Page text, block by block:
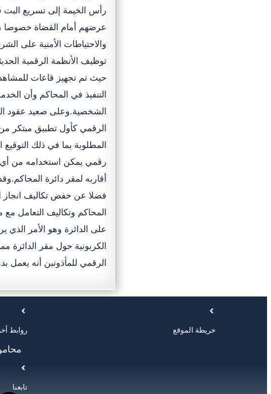
رأس الخيمة إلى تسريع البت
عرضهم أمام القضاة خصوصا
والاحتياطات الأمنية على
توظيف الأنظمة الرقمية
حيث تم تجهيز قاعات
التنفيذ في المحاكم وأن
الشخصية.وعلى صعيد عقود
الرقمي كأول تطبيق مبتكر
المطلوبة بما في ذلك
رقمي يمكن استخدامه من أي
فضلا عن خفض تكاليف انجاز
المحاكم وتكاليف التعامل
على الدائرة وهو الأمر
الكربونية حول مقر الدائرة
الرقمي للمأذونين أنه يعمل
روابط
تابعنا
خريطة الموقع